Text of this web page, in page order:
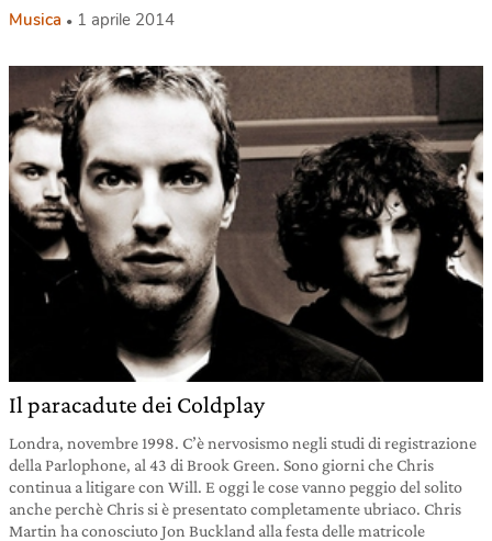
Musica 1 aprile 2014
Il paracadute dei Coldplay
Londra, novembre 1998. C’è nervosismo negli studi di registrazione
della Parlophone, al 43 di Brook Green. Sono giorni che Chris
continua a litigare con Will. E oggi le cose vanno peggio del solito
anche perchè Chris si è presentato completamente ubriaco. Chris
Martin ha conosciuto Jon Buckland alla festa delle matricole